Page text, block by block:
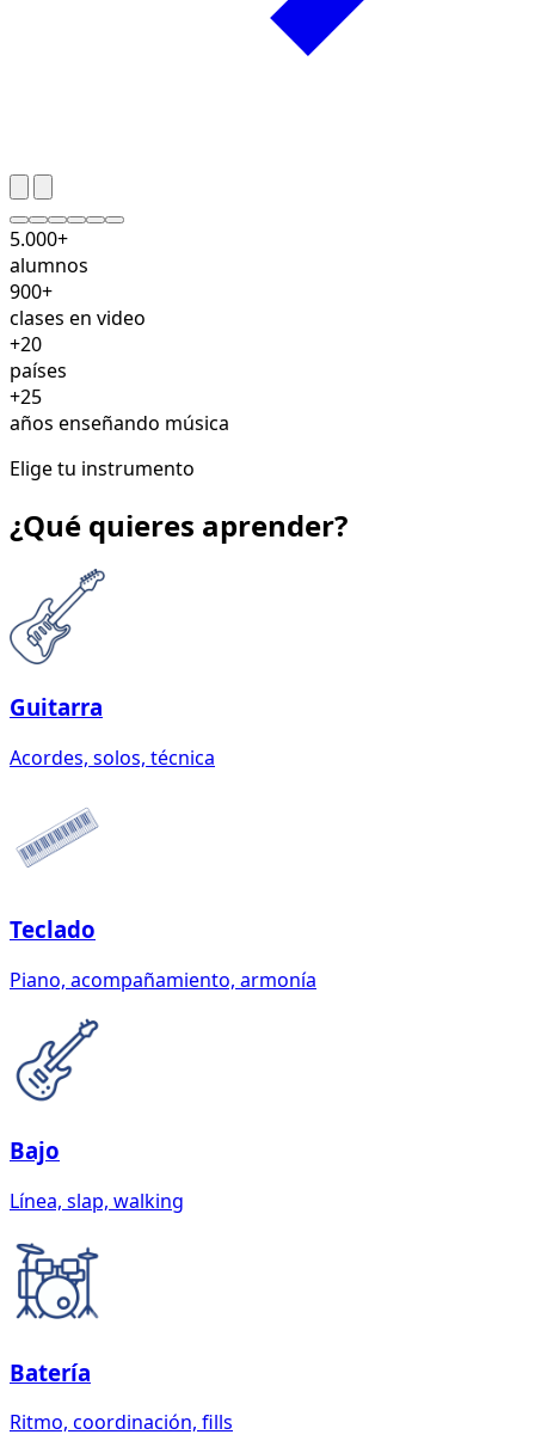
5.000+
alumnos
900+
clases en video
+20
países
+25
años enseñando música
Elige tu instrumento
¿Qué quieres aprender?
Guitarra
Acordes, solos, técnica
Teclado
Piano, acompañamiento, armonía
Bajo
Línea, slap, walking
Batería
Ritmo, coordinación, fills